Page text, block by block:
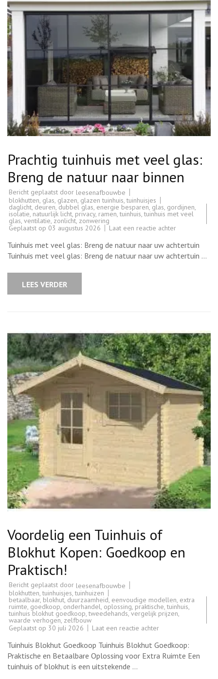
Prachtig tuinhuis met veel glas:
Breng de natuur naar binnen
Bericht geplaatst door leesenafbouwbe
blokhutten, glas, glazen, glazen tuinhuis,tuinhuisjes
daglicht, deuren,dubbel glas, energie besparen, glas, gordijnen,
isolatie, natuurlijk licht, privacy, ramen,tuinhuis,tuinhuis met veel
glas, ventilatie, zonlicht, zonwering
Geplaatst op 03 augustus 2026 Laat een reactie achterop
tuinhuis
met
veel
glas:
Tuinhuis met veel glas: Breng de natuur naar uw achtertuin
Tuinhuis met veel glas: Breng de natuur naar uw achtertuin …
LEES VERDER
Voordelig een Tuinhuis of
Blokhut Kopen: Goedkoop en
Praktisch!
Bericht geplaatst door leesenafbouwbe
blokhutten,tuinhuisjes,tuinhuizen
betaalbaar, blokhut, duurzaamheid, eenvoudige modellen, extra
ruimte, goedkoop, onderhandel, oplossing, praktische,tuinhuis,
tuinhuis blokhut goedkoop,tweedehands,vergelijk prijzen,
waarde verhogen, zelfbouw
Geplaatst op 30 juli 2026 Laat een reactie achterop
Tuinhuis
of
Blokhut
Tuinhuis Blokhut Goedkoop Tuinhuis Blokhut Goedkoop:
Praktische en Betaalbare Oplossing voor Extra Ruimte Een
tuinhuis of blokhut is een uitstekende …